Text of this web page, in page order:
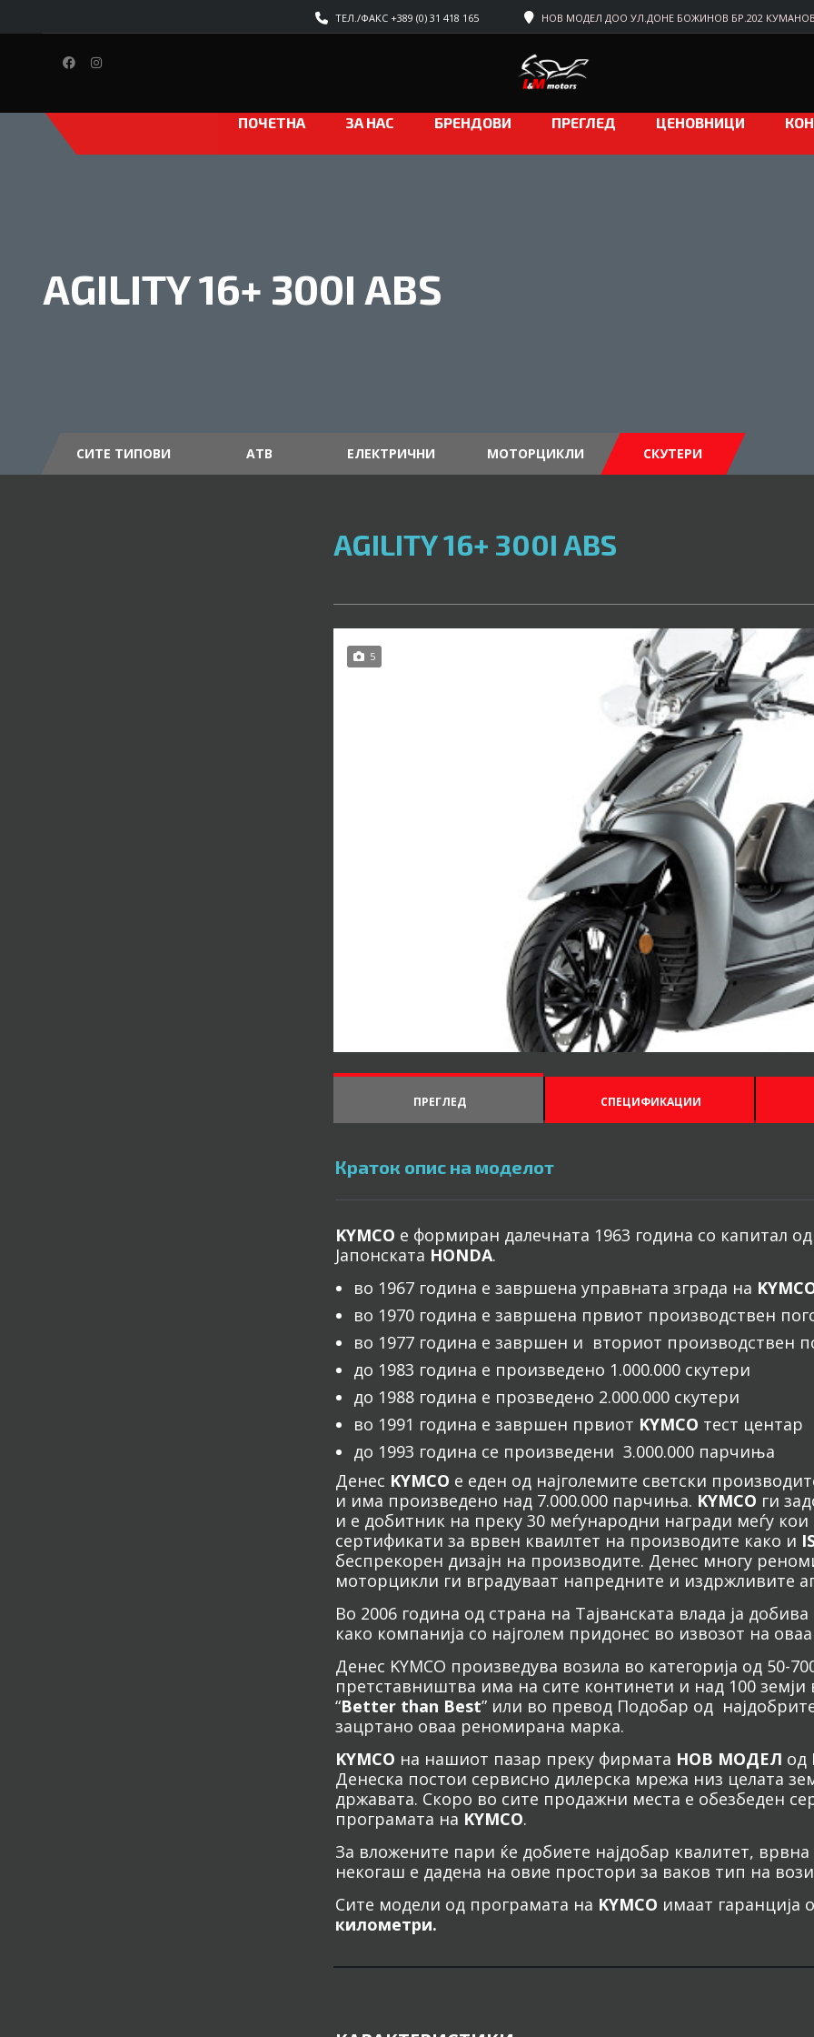
НОВ МОДЕЛ ДОО УЛ.ДОНЕ БОЖИНОВ БР.202
ТЕЛ./ФАКС +389 (0) 31 418 165
ПОЧЕТНА ЗА НАС БРЕНДОВИ ПРЕГЛЕД ЦЕНОВНИЦИ
AGILITY 16+ 300I ABS
СИТЕ ТИПОВИ АТВ ЕЛЕКТРИЧНИ МОТОРЦИКЛИ СКУТЕРИ
AGILITY 16+ 300I ABS
5
ПРЕГЛЕД СПЕЦИФИКАЦИИ
Краток опис на моделот
KYMCO е формиран далечната 1963 година со капитал
Јапонската HONDA.
во 1967 година е завршена управната зграда на
во 1970 година е завршена првиот производствен
во 1977 година е завршен и вториот производствен
до 1983 година е произведено 1.000.000 скутери
до 1988 година е прозведено 2.000.000 скутери
во 1991 година е завршен првиот KYMCO тест центар
до 1993 година се произведени 3.000.000 парчиња
Денес KYMCO е еден од најголемите светски
и има произведено над 7.000.000 парчиња. KYMCO ги
и е добитник на преку 30 меѓународни награди меѓу кои
сертификати за врвен кваилтет на производите како и
беспрекорен дизајн на производите. Денес многу
моторцикли ги вградуваат напредните и издржливите
Во 2006 година од страна на Тајванската влада ја добива
како компанија со најголем придонес во извозот на оваа
Денес KYMCO произведува возила во категорија од 50-
претставништва има на сите континети и над 100
“Better than Best” или во превод Подобар од
зацртано оваа реномирана марка.
KYMCO на нашиот пазар преку фирмата НОВ МОДЕЛ од
Денеска постои сервисно дилерска мрежа низ целата
државата. Скоро во сите продажни места е обезбеден
програмата на KYMCO.
За вложените пари ќе добиете најдобар квалитет, врвна
некогаш е дадена на овие простори за ваков тип на
Сите модели од програмата на KYMCO имаат гаранција
километри.